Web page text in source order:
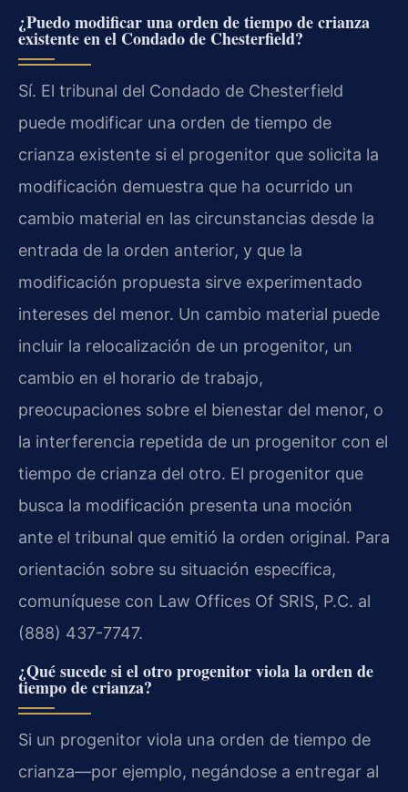
¿Puedo modificar una orden de tiempo de crianza
existente en el Condado de Chesterfield?
Sí. El tribunal del Condado de Chesterfield
puede modificar una orden de tiempo de
crianza existente si el progenitor que solicita la
modificación demuestra que ha ocurrido un
cambio material en las circunstancias desde la
entrada de la orden anterior, y que la
modificación propuesta sirve experimentado
intereses del menor. Un cambio material puede
incluir la relocalización de un progenitor, un
cambio en el horario de trabajo,
preocupaciones sobre el bienestar del menor, o
la interferencia repetida de un progenitor con el
tiempo de crianza del otro. El progenitor que
busca la modificación presenta una moción
ante el tribunal que emitió la orden original. Para
orientación sobre su situación específica,
comuníquese con Law Offices Of SRIS, P.C. al
(888) 437-7747.
¿Qué sucede si el otro progenitor viola la orden de
tiempo de crianza?
Si un progenitor viola una orden de tiempo de
crianza—por ejemplo, negándose a entregar al